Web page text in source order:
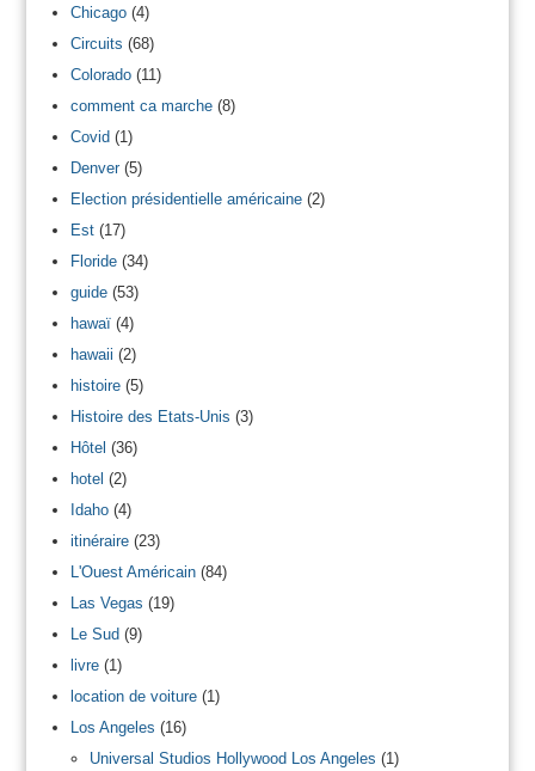
Chicago(4)
Circuits (68)
Colorado(11)
comment ca marche(8)
Covid(1)
Denver(5)
Election présidentielle américaine(2)
Est(17)
Floride(34)
guide(53)
hawaï(4)
hawaii (2)
histoire(5)
Histoire des Etats-Unis (3)
Hôtel (36)
hotel (2)
Idaho(4)
itinéraire(23)
L'Ouest Américain(84)
Las Vegas (19)
Le Sud(9)
livre(1)
location de voiture(1)
Los Angeles (16)
Universal Studios Hollywood Los Angeles (1)